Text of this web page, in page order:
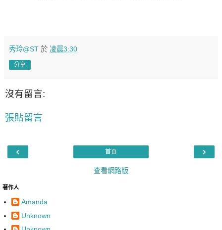
秀玲@ST 於 凌晨3:30
分享
沒有留言:
張貼留言
‹ ›
首頁
查看網路版
著作人
Amanda
Unknown